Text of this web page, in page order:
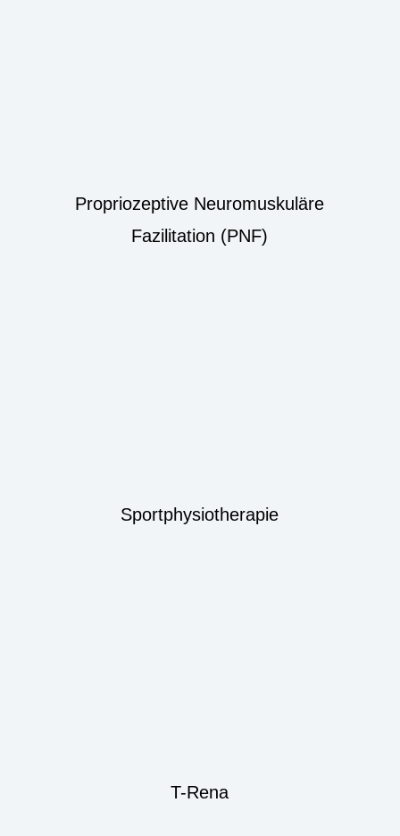
Propriozeptive Neuromuskuläre
Fazilitation (PNF)
Sportphysiotherapie
T-Rena